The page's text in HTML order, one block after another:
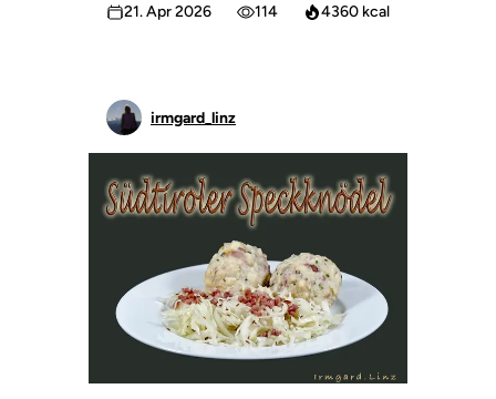
21. Apr 2026 114 4360 kcal
irmgard_linz